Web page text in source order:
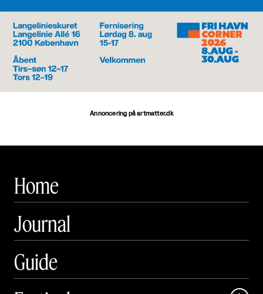
Annoncering på artmatter.dk
Home
Journal
Guide